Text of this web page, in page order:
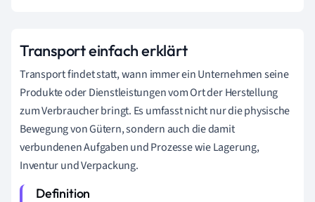
Transport einfach erklärt
Transport findet statt, wann immer ein Unternehmen seine
Produkte oder Dienstleistungen vom Ort der Herstellung
zum Verbraucher bringt. Es umfasst nicht nur die physische
Bewegung von Gütern, sondern auch die damit
verbundenen Aufgaben und Prozesse wie Lagerung,
Inventur und Verpackung.